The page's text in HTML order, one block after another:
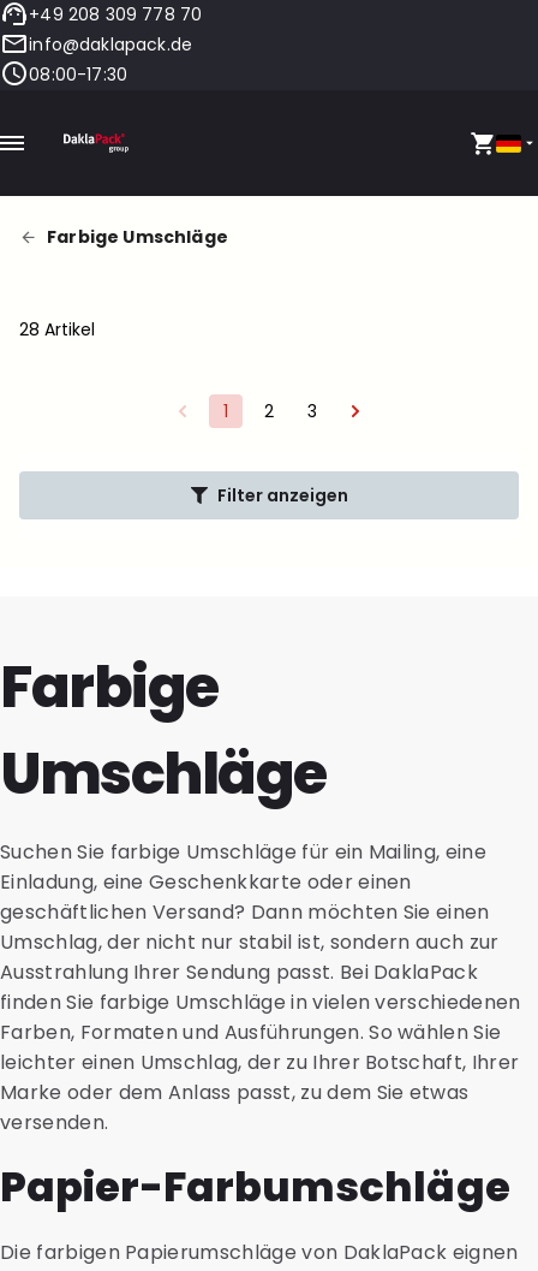
+49 208 309 778 70
info@daklapack.de
08:00-17:30
Farbige Umschläge
28 Artikel
1 2 3
Filter anzeigen
Farbige
Umschläge
Suchen Sie farbige Umschläge für ein Mailing, eine
Einladung, eine Geschenkkarte oder einen
geschäftlichen Versand? Dann möchten Sie einen
Umschlag, der nicht nur stabil ist, sondern auch zur
Ausstrahlung Ihrer Sendung passt. Bei DaklaPack
finden Sie farbige Umschläge in vielen verschiedenen
Farben, Formaten und Ausführungen. So wählen Sie
leichter einen Umschlag, der zu Ihrer Botschaft, Ihrer
Marke oder dem Anlass passt, zu dem Sie etwas
versenden.
Papier-Farbumschläge
Die farbigen Papierumschläge von DaklaPack eignen